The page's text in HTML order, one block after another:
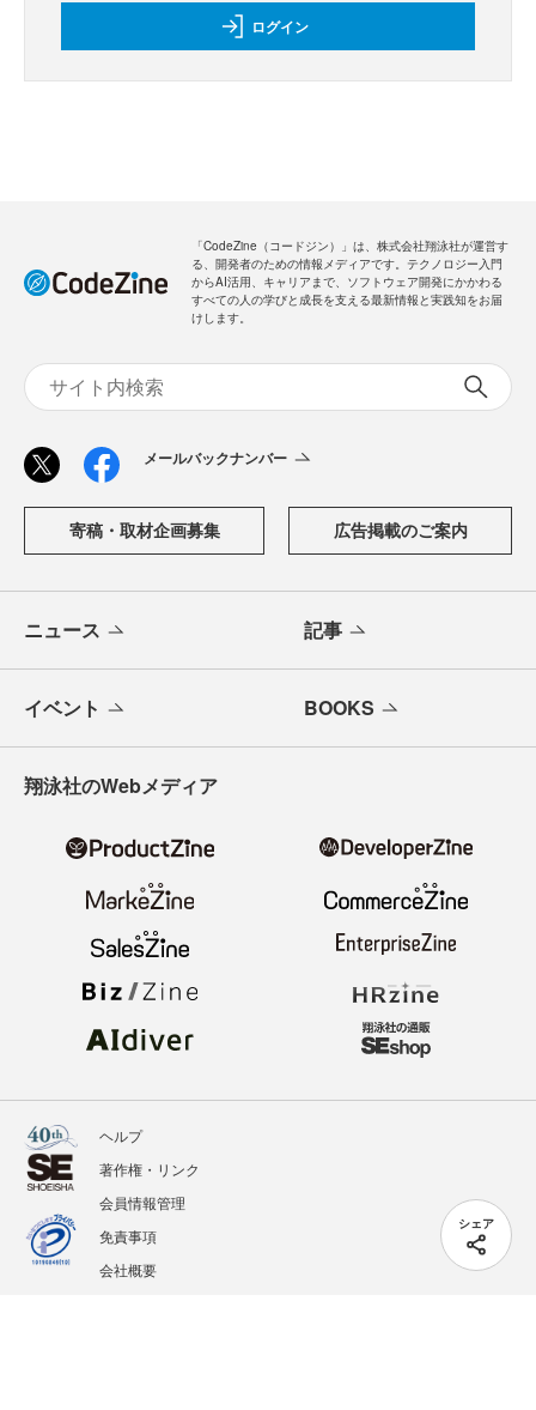
シェア
ログイン
「CodeZine（コードジン）」は、株式会社翔泳社が運営す
る、開発者のための情報メディアです。テクノロジー入門
からAI活用、キャリアまで、ソフトウェア開発にかかわる
すべての人の学びと成長を支える最新情報と実践知をお届
けします。
メールバックナンバー
寄稿・取材企画募集 広告掲載のご案内
ニュース 記事
イベント BOOKS
翔泳社のWebメディア
ヘルプ
著作権・リンク
会員情報管理
免責事項
会社概要